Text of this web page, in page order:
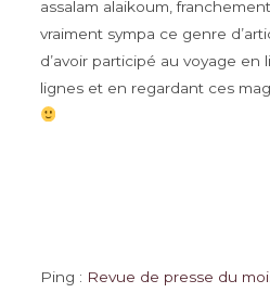
assalam alaikoum,
vraiment sympa ce genre
d’avoir participé au voyage en
lignes et en regardant ces
Ping : Revue de presse du